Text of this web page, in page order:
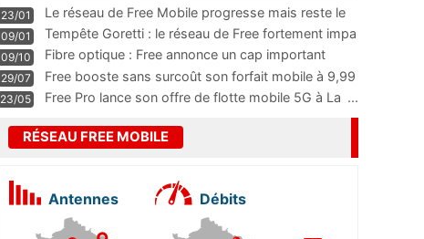
23/01
Le réseau de Free Mobile progresse mais reste le
m
...
09/01
Tempête Goretti : le réseau de Free fortement impa
09/10
Fibre optique : Free annonce un cap important
pass
...
29/07
Free booste sans surcoût son forfait mobile à 9,99
23/05 Free Pro lance son offre de flotte mobile 5G à La ...
RÉSEAU FREE MOBILE
Antennes Débits